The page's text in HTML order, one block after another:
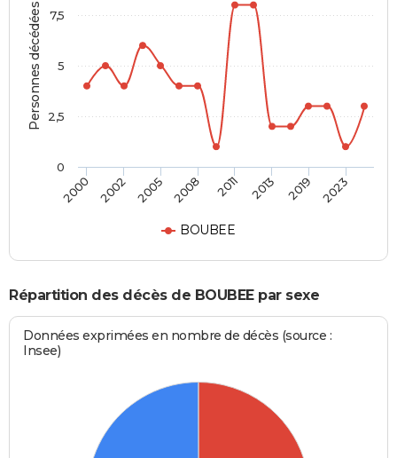
Personnes décédées
BOUBEE
2000 2002 2005 2008 2011 2013 2019 2023
0
2,5
5
7,5
Répartition des décès de BOUBEE par sexe
Données exprimées en nombre de décès (source :
Insee)